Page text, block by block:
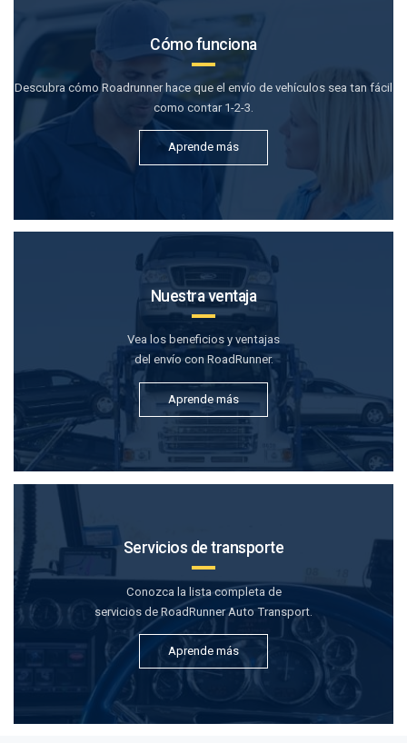
Cómo funciona
Descubra cómo Roadrunner hace que el envío de vehículos sea tan fácil
como contar 1-2-3.
Aprende más
Nuestra ventaja
Vea los beneficios y ventajas
del envío con RoadRunner.
Aprende más
Servicios de transporte
Conozca la lista completa de
servicios de RoadRunner Auto Transport.
Aprende más